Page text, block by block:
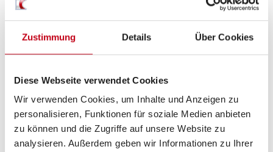
Zustimmung Details Über Cookies
Diese Webseite verwendet Cookies
Wir verwenden Cookies, um Inhalte und Anzeigen zu
personalisieren, Funktionen für soziale Medien anbieten
zu können und die Zugriffe auf unsere Website zu
analysieren. Außerdem geben wir Informationen zu Ihrer
Sanitär